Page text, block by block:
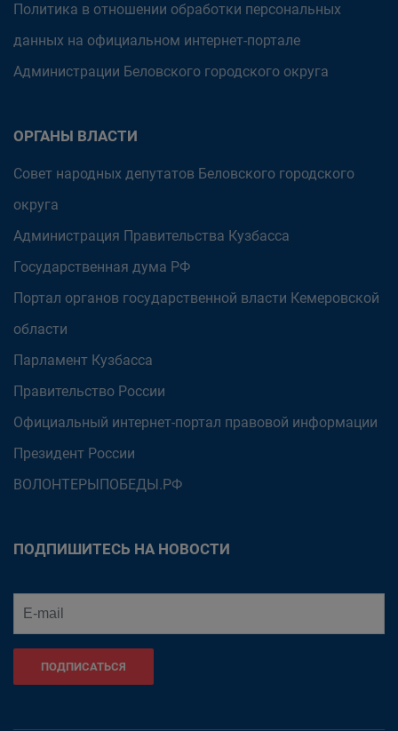
Политика в отношении обработки персональных
данных на официальном интернет-портале
Администрации Беловского городского округа
ОРГАНЫ ВЛАСТИ
Совет народных депутатов Беловского городского
округа
Администрация Правительства Кузбасса
Государственная дума РФ
Портал органов государственной власти Кемеровской
области
Парламент Кузбасса
Правительство России
Официальный интернет-портал правовой информации
Президент России
ВОЛОНТЕРЫПОБЕДЫ.РФ
ПОДПИШИТЕСЬ НА НОВОСТИ
ПОДПИСАТЬСЯ